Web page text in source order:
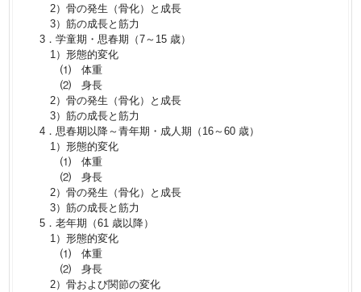
2）骨の発生（骨化）と成長
3）筋の成長と筋力
3．学童期・思春期（7～15 歳）
1）形態的変化
⑴ 体重
⑵ 身長
2）骨の発生（骨化）と成長
3）筋の成長と筋力
4．思春期以降～青年期・成人期（16～60 歳）
1）形態的変化
⑴ 体重
⑵ 身長
2）骨の発生（骨化）と成長
3）筋の成長と筋力
5．老年期（61 歳以降）
1）形態的変化
⑴ 体重
⑵ 身長
2）骨および関節の変化